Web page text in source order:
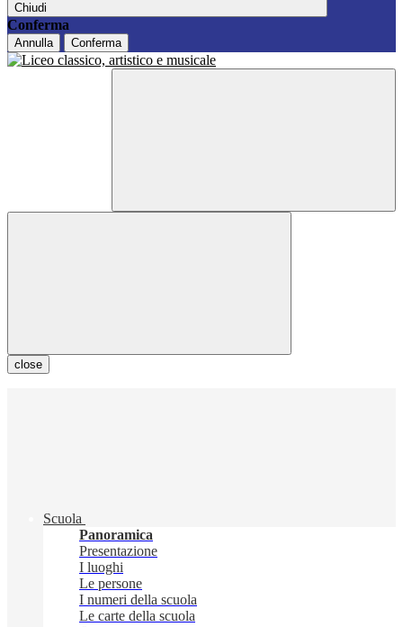
Chiudi
Conferma
Annulla Conferma
close
Scuola
Panoramica
Presentazione
I luoghi
Le persone
I numeri della scuola
Le carte della scuola